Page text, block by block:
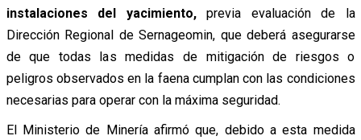
instalaciones del yacimiento,previa evaluación de la
Dirección Regional de Sernageomin, que deberá asegurarse
de que todas las medidas de mitigación de riesgos o
peligros observados en la faena cumplan con las condiciones
necesarias para operar con la máxima seguridad.
El Ministerio de Minería afirmó que, debido a esta medida